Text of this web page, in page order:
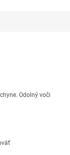
Odolný voči